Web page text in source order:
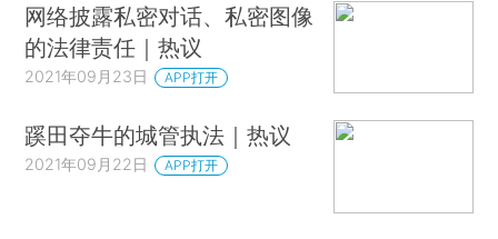
各位，在离婚协议被认为虚假无效的情况下，
是否可以认定是假离婚，而撤销离婚？这是一个民
事与行政交叉的法律难题。一种意见认为，假离婚
是伪问题，双方离婚签字一刻都是真实的，故离婚
不可撤销。另一种意见认为，证据证明是离婚协议
网络披露私密对话、私密图像
的法律责任｜热议
2021年09月23日 APP打开
蹊田夺牛的城管执法｜热议
2021年09月22日 APP打开